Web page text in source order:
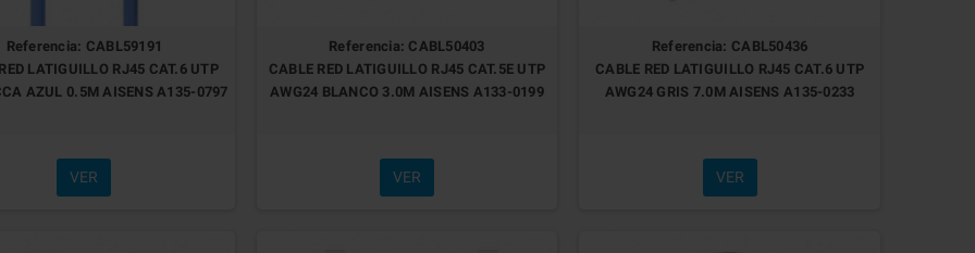
Referencia: CABL59191
LATIGUILLO RJ45 CAT.6 UTP
AZUL 0.5M AISENS A135-0797
VER
Referencia: CABL50403
CABLE RED LATIGUILLO RJ45 CAT.5E UTP
AWG24 BLANCO 3.0M AISENS A133-0199
VER
Referencia: CABL50436
CABLE RED LATIGUILLO RJ45 CAT.6 UTP
AWG24 GRIS 7.0M AISENS A135-0233
VER